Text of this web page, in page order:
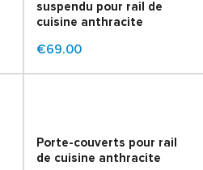
suspendu pour rail de
cuisine anthracite
€69.00
Porte-couverts pour rail
de cuisine anthracite